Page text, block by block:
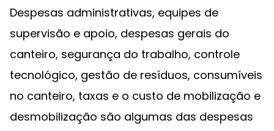
Despesas administrativas, equipes de
supervisão e apoio, despesas gerais do
canteiro, segurança do trabalho, controle
tecnológico, gestão de resíduos, consumíveis
no canteiro, taxas e o custo de mobilização e
desmobilização são algumas das despesas